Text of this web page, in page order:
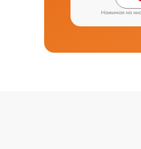
Нажимая на